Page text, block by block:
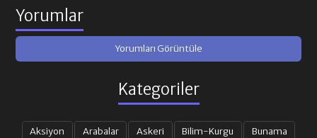
Yorumlar
Yorumları Görüntüle
Kategoriler
Aksiyon Arabalar Askeri Bilim-Kurgu
Bunama